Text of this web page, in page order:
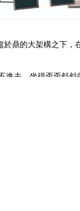
鼎的大架構之下，
進去，坐得歪歪斜斜